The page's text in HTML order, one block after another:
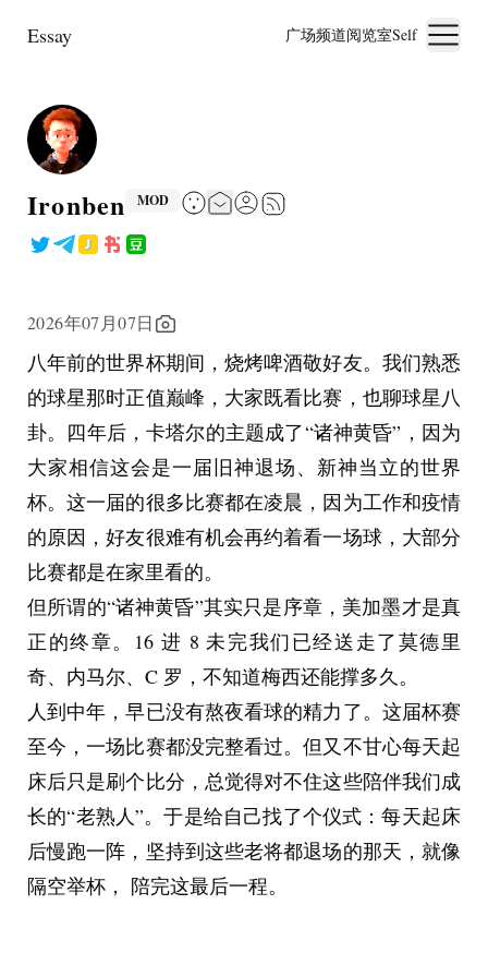
Essay 广场频道阅览室Self
Ironben MOD
2026年07月07日
八年前的世界杯期间，烧烤啤酒敬好友。我们熟悉
的球星那时正值巅峰，大家既看比赛，也聊球星八
卦。四年后，卡塔尔的主题成了“诸神黄昏”，因为
大家相信这会是一届旧神退场、新神当立的世界
杯。这一届的很多比赛都在凌晨，因为工作和疫情
的原因，好友很难有机会再约着看一场球，大部分
比赛都是在家里看的。
但所谓的“诸神黄昏”其实只是序章，美加墨才是真
正的终章。16 进 8 未完我们已经送走了莫德里
奇、内马尔、C 罗，不知道梅西还能撑多久。
人到中年，早已没有熬夜看球的精力了。这届杯赛
至今，一场比赛都没完整看过。但又不甘心每天起
床后只是刷个比分，总觉得对不住这些陪伴我们成
长的“老熟人”。于是给自己找了个仪式：每天起床
后慢跑一阵，坚持到这些老将都退场的那天，就像
隔空举杯， 陪完这最后一程。